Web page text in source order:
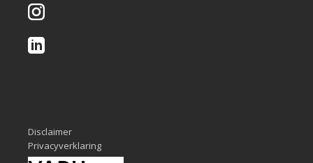
Disclaimer
Privacyverklaring